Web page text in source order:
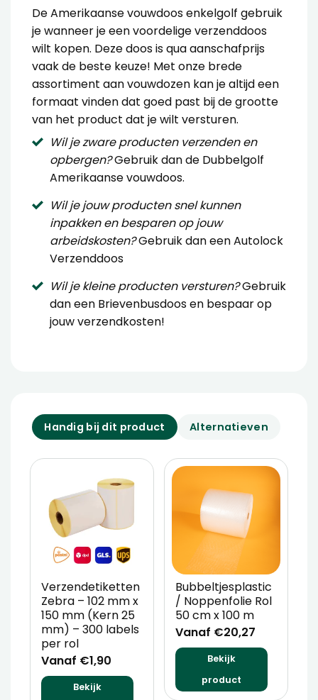
DeAmerikaanse vouwdoos enkelgolf gebruik
je wanneer je een voordelige verzenddoos
wilt kopen. Deze doos is qua aanschafprijs
vaak de beste keuze! Met onze brede
assortiment aan vouwdozen kan je altijd een
formaat vinden dat goed past bij de grootte
van het product dat je wilt versturen.
Wil je zware producten verzenden en
opbergen?Gebruik dan de Dubbelgolf
Amerikaanse vouwdoos.
Wil je jouw producten snel kunnen
inpakken en besparen op jouw
arbeidskosten?Gebruik dan eenAutolock
Verzenddoos
Wil je kleine producten versturen?Gebruik
dan een Brievenbusdoosen bespaar op
jouw verzendkosten!
Handig bij dit product Alternatieven
Verzendetiketten
Zebra – 102 mm x
150 mm (Kern 25
mm) – 300 labels
per rol
Vanaf €1,90
Bekijk
Bubbeltjesplastic
/ Noppenfolie Rol
50 cm x 100 m
Vanaf €20,27
Bekijk
product